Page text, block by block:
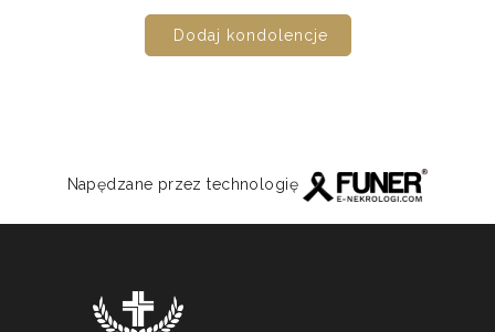
Dodaj kondolencje
Napędzane przez technologię